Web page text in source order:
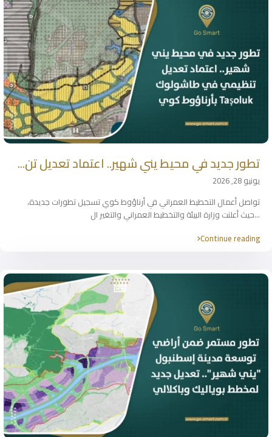
تطور جديد في محيط يني شهير.. اعتماد تعديل تن...
يونيو 28, 2026
تواصل أعمال التخطيط العمراني في أرناؤوط كوي تسجيل تطورات جديدة،
حيث أعلنت وزارة البيئة والتخطيط العمراني والتغير ال...
Continue reading